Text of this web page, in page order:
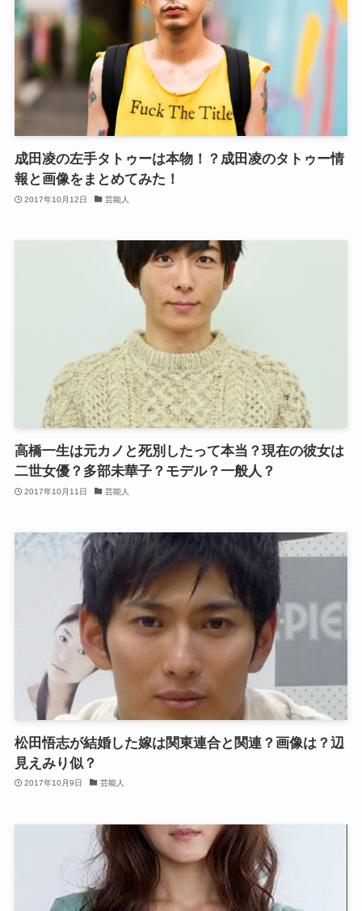
成田凌の左手タトゥーは本物！？成田凌のタトゥー情
報と画像をまとめてみた！
2017年10月12日 芸能人
高橋一生は元カノと死別したって本当？現在の彼女は
二世女優？多部未華子？モデル？一般人？
2017年10月11日 芸能人
松田悟志が結婚した嫁は関東連合と関連？画像は？辺
見えみり似？
2017年10月9日 芸能人